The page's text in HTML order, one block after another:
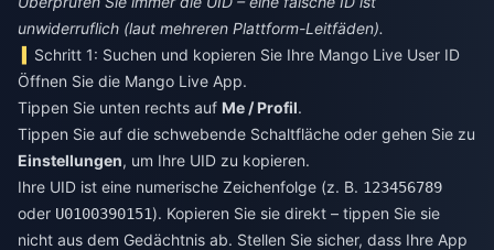
unwiderruflich (laut mehreren Plattform-Leitfäden).
Schritt 1: Suchen und kopieren Sie Ihre Mango Live User ID
Öffnen Sie die Mango Live App.
Tippen Sie unten rechts auf Me / Profil.
Tippen Sie auf die schwebende Schaltfläche oder gehen Sie zu
Einstellungen, um Ihre UID zu kopieren.
Ihre UID ist eine numerische Zeichenfolge (z. B. 123456789
oder U0100390151). Kopieren Sie sie direkt – tippen Sie sie
nicht aus dem Gedächtnis ab. Stellen Sie sicher, dass Ihre App